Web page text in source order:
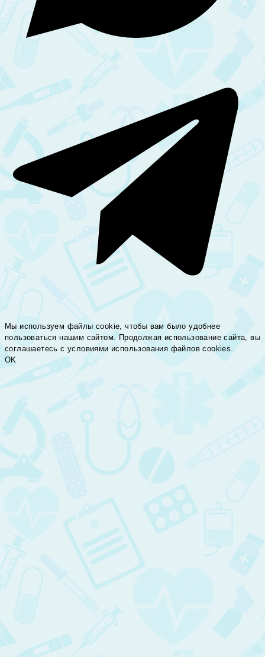
Мы используем файлы cookie, чтобы вам было удобнее
пользоваться нашим сайтом. Продолжая использование сайта, вы
соглашаетесь c условиями использования файлов cookies.
OK